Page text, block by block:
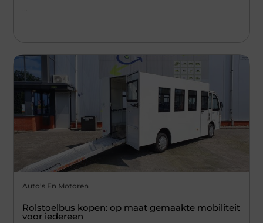
...
Auto's En Motoren
Rolstoelbus kopen: op maat gemaakte mobiliteit
voor iedereen